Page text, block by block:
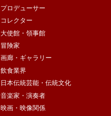
プロデューサー
コレクター
大使館・領事館
冒険家
画廊・ギャラリー
飲食業界
日本伝統芸能・伝統文化
音楽家・演奏者
映画・映像関係